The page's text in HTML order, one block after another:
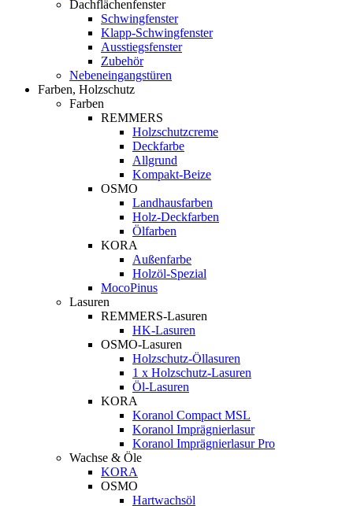
Dachflächenfenster
Schwingfenster
Klapp-Schwingfenster
Ausstiegsfenster
Zubehör
Nebeneingangstüren
Farben, Holzschutz
Farben
REMMERS
Holzschutzcreme
Deckfarbe
Allgrund
Kompakt-Beize
OSMO
Landhausfarben
Holz-Deckfarben
Ölfarben
KORA
Außenfarbe
Holzöl-Spezial
MocoPinus
Lasuren
REMMERS-Lasuren
HK-Lasuren
OSMO-Lasuren
Holzschutz-Öllasuren
1 x Holzschutz-Lasuren
Öl-Lasuren
KORA
Koranol Compact MSL
Koranol Imprägnierlasur
Koranol Imprägnierlasur Pro
Wachse & Öle
KORA
OSMO
Hartwachsöl